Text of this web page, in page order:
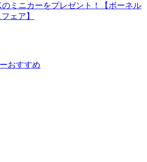
のミニカーをプレゼント！【ボーネル
ェア】
おすすめ